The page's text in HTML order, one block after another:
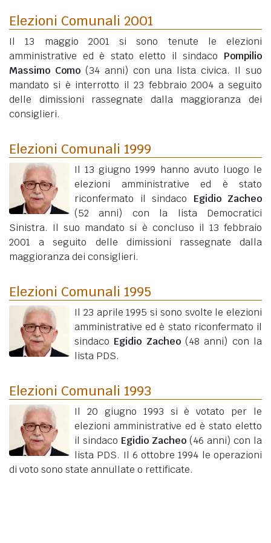
Elezioni Comunali 2001
Il 13 maggio 2001 si sono tenute le elezioni
amministrative ed è stato eletto il sindaco Pompilio
Massimo Como (34 anni) con una lista civica. Il suo
mandato si è interrotto il 23 febbraio 2004 a seguito
delle dimissioni rassegnate dalla maggioranza dei
consiglieri.
Elezioni Comunali 1999
Il 13 giugno 1999 hanno avuto luogo le
elezioni amministrative ed è stato
riconfermato il sindaco Egidio Zacheo
(52 anni) con la lista Democratici
Sinistra. Il suo mandato si è concluso il 13 febbraio
2001 a seguito delle dimissioni rassegnate dalla
maggioranza dei consiglieri.
Elezioni Comunali 1995
Il 23 aprile 1995 si sono svolte le elezioni
amministrative ed è stato riconfermato il
sindaco Egidio Zacheo (48 anni) con la
lista PDS.
Elezioni Comunali 1993
Il 20 giugno 1993 si è votato per le
elezioni amministrative ed è stato eletto
il sindaco Egidio Zacheo (46 anni) con la
lista PDS. Il 6 ottobre 1994 le operazioni
di voto sono state annullate o rettificate.